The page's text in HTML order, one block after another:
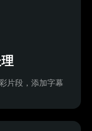
片段，添加字幕